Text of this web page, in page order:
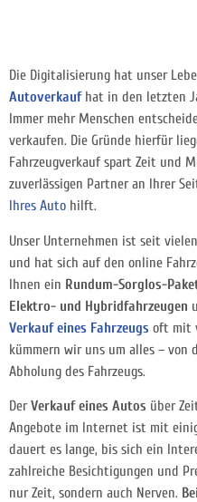
Die Digitalisierung hat unser
Autoverkaufhat in den letzten
Immer mehr Menschen
verkaufen. Die Gründe hierfür
Fahrzeugverkauf spart Zeit und
zuverlässigen Partner an Ihrer
Ihres Auto hilft.
Unser Unternehmen ist seit
und hat sich auf den online
Ihnen ein Rundum-Sorglos-
Elektro- und Hybridfahrzeugen
Verkauf eines Fahrzeugs oft mit
kümmern wir uns um alles –
Abholung des Fahrzeugs.
DerVerkauf eines Autos über
Angebote im Internet ist mit
dauert es lange, bis sich ein
zahlreiche Besichtigungen und
nur Zeit, sondern auch Nerven.